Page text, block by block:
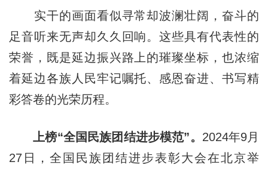
实干的画面看似寻常却波澜壮阔，奋斗的
足音听来无声却久久回响。这些具有代表性的
荣誉，既是延边振兴路上的璀璨坐标，也浓缩
着延边各族人民牢记嘱托、感恩奋进、书写精
彩答卷的光荣历程。
上榜“全国民族团结进步模范”。 2024年9月
27日，全国民族团结进步表彰大会在北京举